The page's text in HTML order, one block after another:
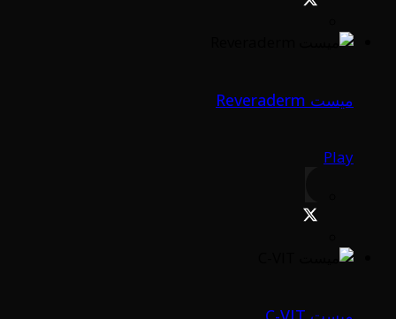
ميست Reveraderm
Play